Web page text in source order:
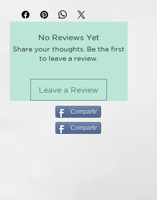
el mantenimiento en casa es un
cabellos que han sufrido en
exceso de servicios técnicos o
químicos cómo la coloración,
o moldeados permanentes.
Tratamiento reconstructivo con
alta concentración de proteínas,
que fortalece y recupera los hilos
en pocos minutos. Está indicado
No Reviews Yet
Share your thoughts. Be the first
to leave a review.
Leave a Review
Compartir
Compartir